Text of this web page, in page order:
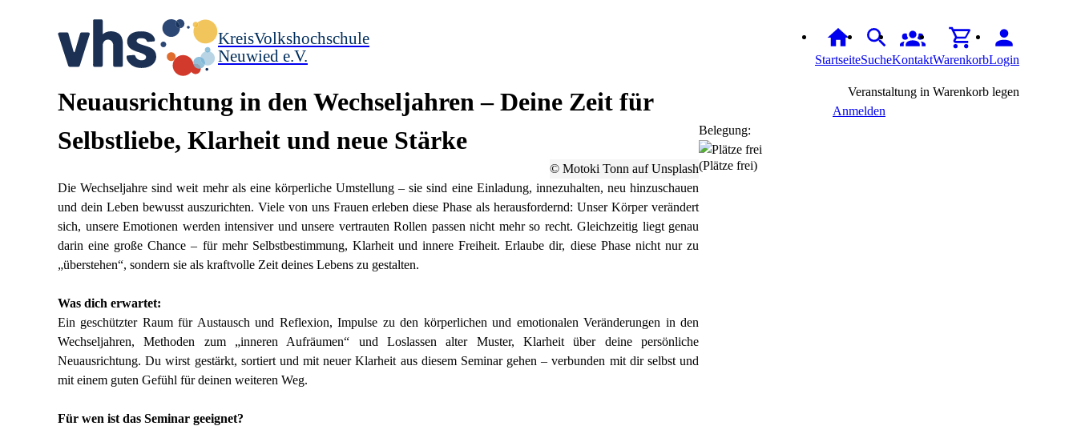
KreisVolkshochschule
Neuwied e.V.
StartseiteSucheKontaktWarenkorbLogin
Neuausrichtung in den Wechseljahren – Deine Zeit für
Selbstliebe, Klarheit und neue Stärke
© Motoki Tonn auf Unsplash
Die Wechseljahre sind weit mehr als eine körperliche Umstellung – sie sind eine Einladung, innezuhalten, neu hinzuschauen
und dein Leben bewusst auszurichten. Viele von uns Frauen erleben diese Phase als herausfordernd: Unser Körper verändert
sich, unsere Emotionen werden intensiver und unsere vertrauten Rollen passen nicht mehr so recht. Gleichzeitig liegt genau
darin eine große Chance – für mehr Selbstbestimmung, Klarheit und innere Freiheit. Erlaube dir, diese Phase nicht nur zu
„überstehen“, sondern sie als kraftvolle Zeit deines Lebens zu gestalten.
Was dich erwartet:
Ein geschützter Raum für Austausch und Reflexion, Impulse zu den körperlichen und emotionalen Veränderungen in den
Wechseljahren, Methoden zum „inneren Aufräumen“ und Loslassen alter Muster, Klarheit über deine persönliche
Neuausrichtung.Du wirst gestärkt, sortiert und mit neuer Klarheit aus diesem Seminar gehen – verbunden mit dir selbst und
mit einem guten Gefühl für deinen weiteren Weg.
Für wen ist das Seminar geeignet?
Veranstaltung in Warenkorb legen
Anmelden
Belegung:
(Plätze frei)